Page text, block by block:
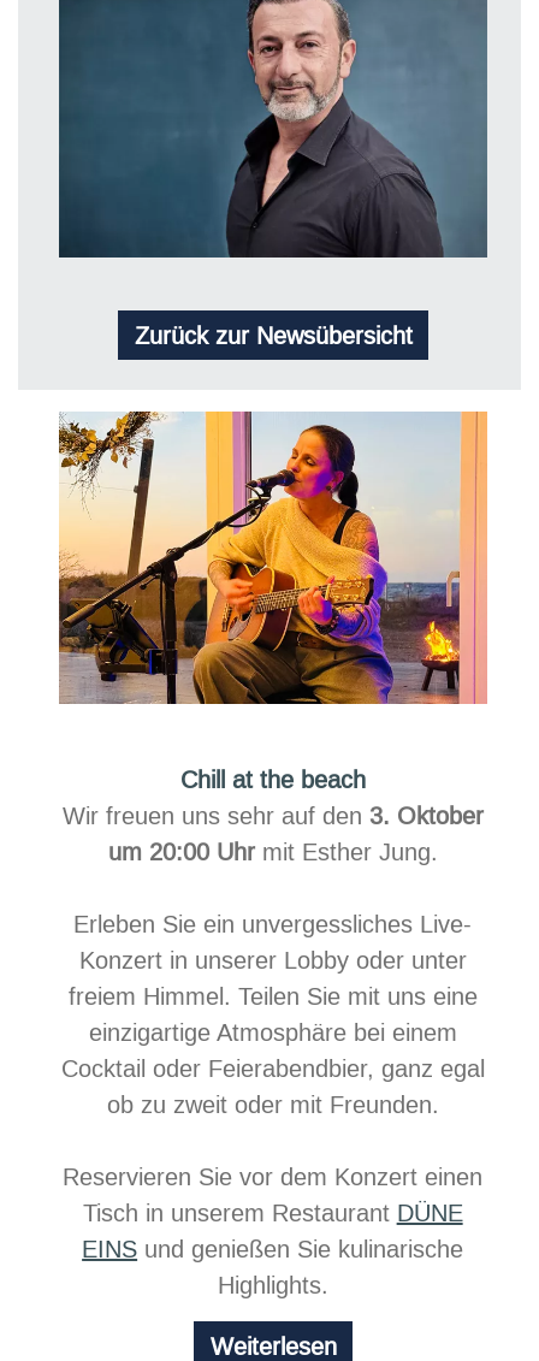
Zurück zur Newsübersicht
Chill at the beach
Wir freuen uns sehr auf den 3. Oktober
um 20:00 Uhrmit Esther Jung.
Erleben Sie ein unvergessliches Live-
Konzert in unserer Lobby oder unter
freiem Himmel. Teilen Sie mit uns eine
einzigartige Atmosphäre bei einem
Cocktail oder Feierabendbier, ganz egal
ob zu zweit oder mit Freunden.
Reservieren Sie vor dem Konzert einen
Tisch in unserem Restaurant DÜNE
EINS und genießen Sie kulinarische
Highlights.
WeiterlesenChill